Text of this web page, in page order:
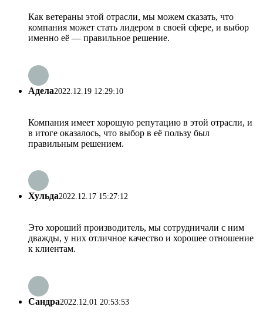
Как ветераны этой отрасли, мы можем сказать, что
компания может стать лидером в своей сфере, и выбор
именно её — правильное решение.
Адела2022.12.19 12:29:10
Компания имеет хорошую репутацию в этой отрасли, и
в итоге оказалось, что выбор в её пользу был
правильным решением.
Хульда2022.12.17 15:27:12
Это хороший производитель, мы сотрудничали с ним
дважды, у них отличное качество и хорошее отношение
к клиентам.
Сандра2022.12.01 20:53:53